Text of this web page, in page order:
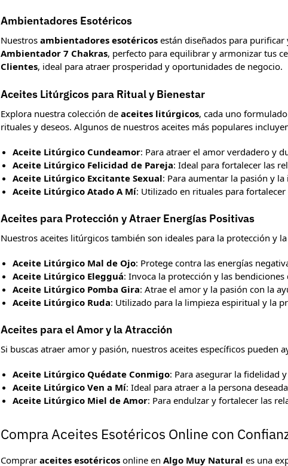
Ambientadores Esotéricos
Nuestros ambientadores esotéricosestán diseñados para purificar
Ambientador 7 Chakras, perfecto para equilibrar y armonizar tus
Clientes, ideal para atraer prosperidad y oportunidades de negocio.
Aceites Litúrgicos para Ritual y Bienestar
Explora nuestra colección de aceites litúrgicos, cada uno
rituales y deseos. Algunos de nuestros aceites más populares
Aceite Litúrgico Cundeamor: Para atraer el amor verdadero y
Aceite Litúrgico Felicidad de Pareja: Ideal para fortalecer las
Aceite Litúrgico Excitante Sexual: Para aumentar la pasión y
Aceite Litúrgico Atado A Mí: Utilizado en rituales para
Aceites para Protección y Atraer Energías Positivas
Nuestros aceites litúrgicos también son ideales para la protección y
Aceite Litúrgico Mal de Ojo: Protege contra las energías
Aceite Litúrgico Elegguá: Invoca la protección y las bendiciones
Aceite Litúrgico Pomba Gira: Atrae el amor y la pasión con la
Aceite Litúrgico Ruda: Utilizado para la limpieza espiritual y la
Aceites para el Amor y la Atracción
Si buscas atraer amor y pasión, nuestros aceites específicos pueden
Aceite Litúrgico Quédate Conmigo: Para asegurar la fidelidad
Aceite Litúrgico Ven a Mí: Ideal para atraer a la persona
Aceite Litúrgico Miel de Amor: Para endulzar y fortalecer las
Compra Aceites Esotéricos Online con
Comprar aceites esotéricosonline en Algo Muy Natural es una